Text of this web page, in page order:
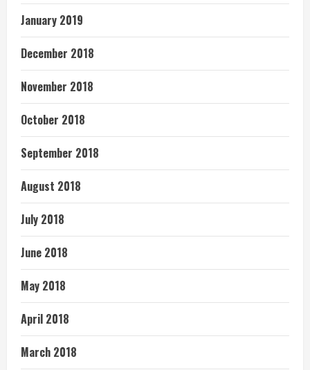
January 2019
December 2018
November 2018
October 2018
September 2018
August 2018
July 2018
June 2018
May 2018
April 2018
March 2018